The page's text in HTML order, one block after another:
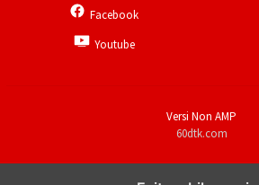
Facebook
Youtube
Versi Non AMP
60dtk.com